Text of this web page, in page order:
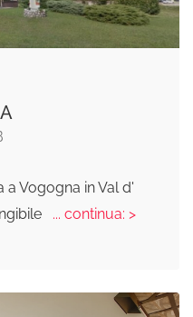
a Vogogna in Val d'
... continua: >